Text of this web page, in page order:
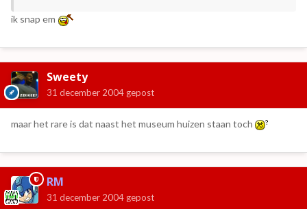
ik snap em
Sweety
31 december 2004 gepost
maar het rare is dat naast het museum huizen staan toch
RM
31 december 2004 gepost